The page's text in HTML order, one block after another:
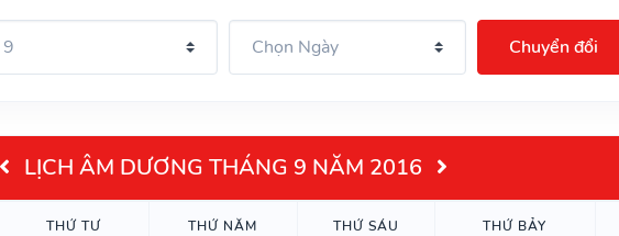
Chuyển đổi
LỊCH ÂM DƯƠNG THÁNG 9 NĂM 2016
THỨ TƯ THỨ NĂM THỨ SÁU THỨ BẢY